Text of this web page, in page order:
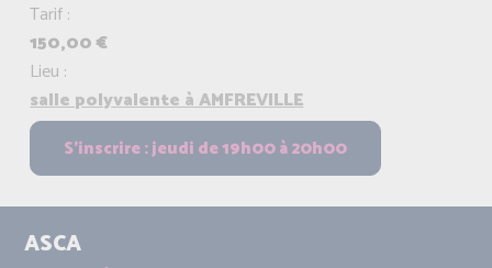
Tarif :
150,00 €
Lieu :
salle polyvalente à AMFREVILLE
ASCA